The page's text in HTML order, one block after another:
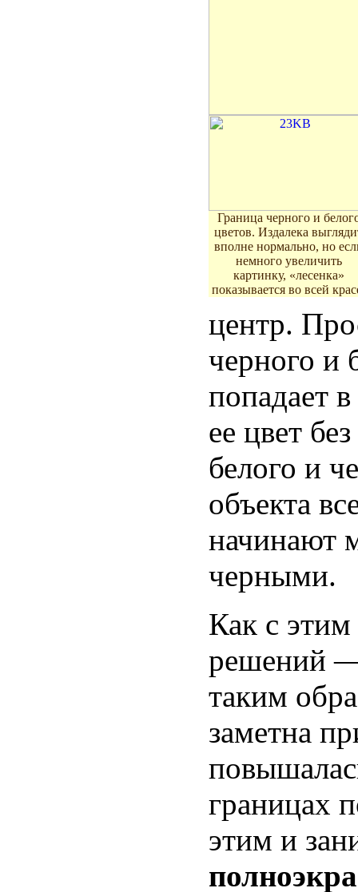
Граница черного и
цветов. Издалека
вполне нормально, но
немного увеличить
картинку, «лесенка»
показывается во всей
центр.
черного и
попадает
ее цвет
белого и
объекта
начинают
черными.
Как с
решений —
таким
заметна
границах
этим и